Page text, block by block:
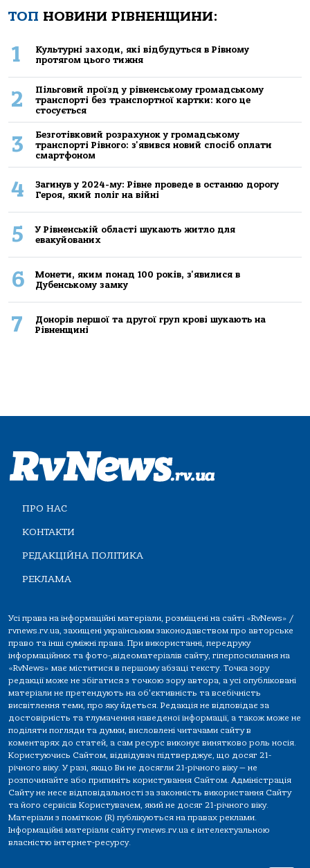
ТОП НОВИНИ РІВНЕНЩИНИ:
1
Культурні заходи, які відбудуться в Рівному
протягом цього тижня
2
Пільговий проїзд у рівненському громадському
транспорті без транспортної картки: кого це
стосується
3
Безготівковий розрахунок у громадському
транспорті Рівного: з'явився новий спосіб оплати
смартфоном
4
Загинув у 2024-му: Рівне проведе в останню дорогу
Героя, який поліг на війні
5
У Рівненській області шукають житло для
евакуйованих
6
Монети, яким понад 100 років, з'явилися в
Дубенському замку
7
Донорів першої та другої груп крові шукають на
Рівненщині
ПРО НАС
КОНТАКТИ
РЕДАКЦІЙНА ПОЛІТИКА
РЕКЛАМА
Усі права на інформаційні матеріали, розміщені на сайті «RvNews» /
rvnews.rv.ua, захищені українським законодавством про авторське
право та інші суміжні права. При використанні, передруку
інформаційних та фото-,відеоматеріалів сайту, гіперпосилання на
«RvNews» має міститися в першому абзаці тексту. Точка зору
редакції може не збігатися з точкою зору автора, а усі опубліковані
матеріали не претендують на об'єктивність та всебічність
висвітлення теми, про яку йдеться. Редакція не відповідає за
достовірність та тлумачення наведеної інформації, а також може не
поділяти погляди та думки, висловлені читачами сайту в
коментарях до статей, а сам ресурс виконує винятково роль носія.
Користуючись Сайтом, відвідувач підтверджує, що досяг 21-
річного віку. У разі, якщо Ви не досягли 21-річного віку — не
розпочинайте або припиніть користування Сайтом. Адміністрація
Сайту не несе відповідальності за законність використання Сайту
та його сервісів Користувачем, який не досяг 21-річного віку.
Матеріали з поміткою (R) публікуються на правах реклами.
Інформаційні матеріали сайту rvnews.rv.ua є інтелектуальною
власністю інтернет-ресурсу.